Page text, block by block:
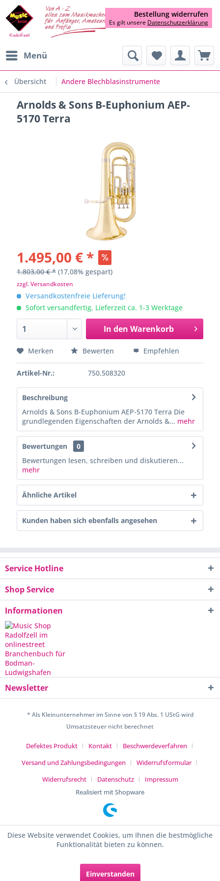
Menü
Übersicht Andere Blechblasinstrumente
Arnolds & Sons B-Euphonium AEP-
5170 Terra
1.495,00 € *
1.803,00 € * (17,08% gespart)
zzgl. Versandkosten
Versandkostenfreie Lieferung!
Sofort versandfertig, Lieferzeit ca. 1-3 Werktage
In den Warenkorb
Merken Bewerten Empfehlen
Artikel-Nr.: 750.508320
Beschreibung
Arnolds & Sons B-Euphonium AEP-5170 Terra Die
grundlegenden Eigenschaften der Arnolds &... mehr
Bewertungen
0
Bewertungen lesen, schreiben und diskutieren...
mehr
Ähnliche Artikel
Kunden haben sich ebenfalls angesehen
Service Hotline
Shop Service
Informationen
Newsletter
* Als Kleinunternehmer im Sinne von § 19 Abs. 1 UStG wird
Umsatzsteuer nicht berechnet
Defektes Produkt Kontakt
Beschwerdeverfahren
Versand und Zahlungsbedingungen
Widerrufsformular
Widerrufsrecht
Datenschutz
Impressum
Realisiert mit Shopware
Bestellung widerrufen
Es gilt unsere Datenschutzerklärung
Diese Website verwendet Cookies, um Ihnen die bestmögliche
Funktionalität bieten zu können.
Einverstanden